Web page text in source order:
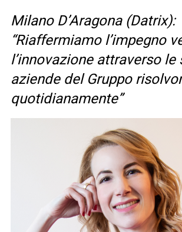
Milano D’Aragona (Datrix):
“Riaffermiamo l’impegno
l’innovazione attraverso le
aziende del Gruppo
quotidianamente”